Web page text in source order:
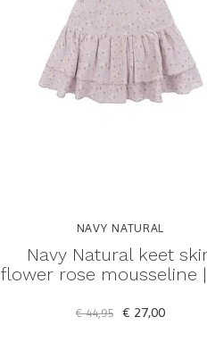
NAVY NATURAL
Navy Natural keet
flower rose mousseline
€ 44,95 € 27,00